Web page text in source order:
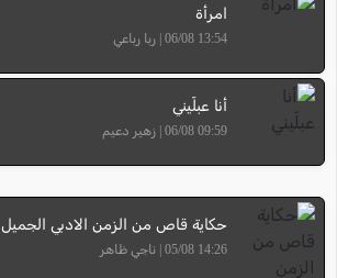
امرأة
13:54 06/08 | ربا رباعي
أنا عبلّيني
09:59 06/08 | زهير دعيم
حكاية قاص من الزمن الادبي الجميل
14:26 05/08 | ناجي ظاهر